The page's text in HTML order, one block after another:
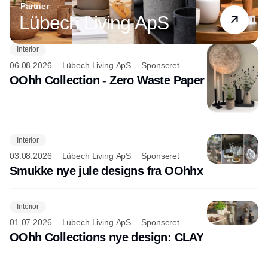
Partner
Lübech Living ApS
Interior
06.08.2026 Lübech Living ApS Sponseret
OOhh Collection - Zero Waste Paper
Interior
03.08.2026 Lübech Living ApS Sponseret
Smukke nye jule designs fra OOhhx
Interior
01.07.2026 Lübech Living ApS Sponseret
OOhh Collections nye design: CLAY